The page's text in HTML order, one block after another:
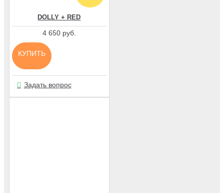
DOLLY + RED
4 650 руб.
КУПИТЬ
Задать вопрос